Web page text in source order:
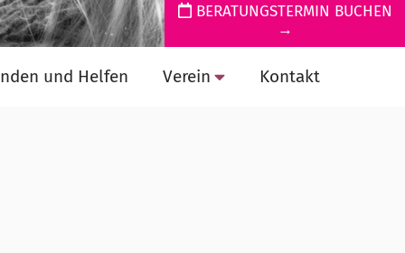
BERATUNGSTERMIN BUCHEN
→
und Helfen Verein Kontakt